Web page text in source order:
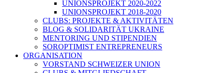
UNIONSPROJEKT 2020-2022
UNIONSPROJEKT 2018-2020
CLUBS: PROJEKTE & AKTIVITÄTEN
BLOG & SOLIDARITÄT UKRAINE
MENTORING UND STIPENDIEN
SOROPTIMIST ENTREPRENEURS
ORGANISATION
VORSTAND SCHWEIZER UNION